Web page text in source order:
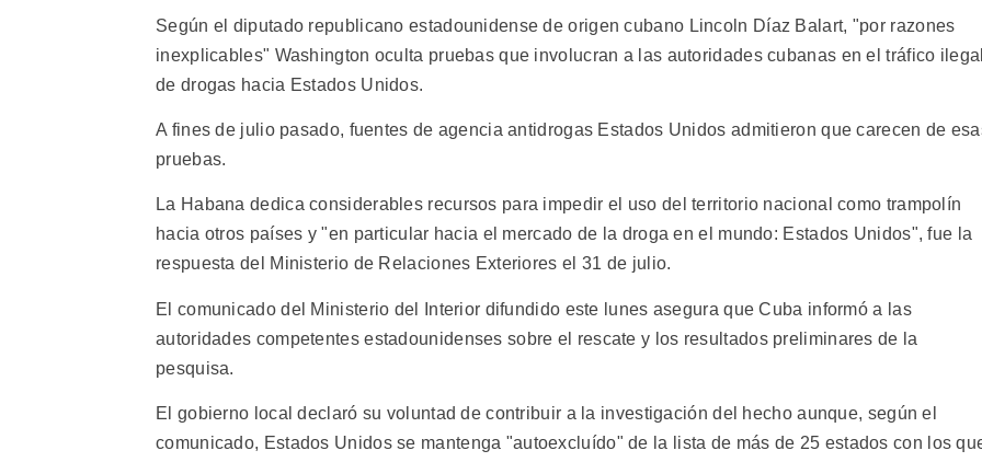
Según el diputado republicano estadounidense de origen cubano Lincoln Díaz Balart, "por razones
inexplicables" Washington oculta pruebas que involucran a las autoridades cubanas en el tráfico
de drogas hacia Estados Unidos.
A fines de julio pasado, fuentes de agencia antidrogas Estados Unidos admitieron que carecen de
pruebas.
La Habana dedica considerables recursos para impedir el uso del territorio nacional como trampolín
hacia otros países y "en particular hacia el mercado de la droga en el mundo: Estados Unidos", fue la
respuesta del Ministerio de Relaciones Exteriores el 31 de julio.
El comunicado del Ministerio del Interior difundido este lunes asegura que Cuba informó a las
autoridades competentes estadounidenses sobre el rescate y los resultados preliminares de la
pesquisa.
El gobierno local declaró su voluntad de contribuir a la investigación del hecho aunque, según el
comunicado, Estados Unidos se mantenga "autoexcluído" de la lista de más de 25 estados con los